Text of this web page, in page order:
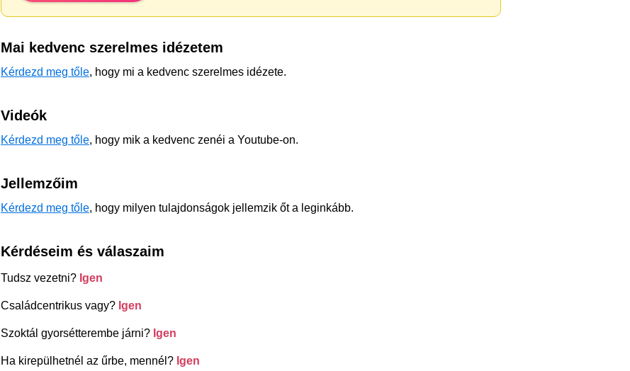
Mai kedvenc szerelmes idézetem
Kérdezd meg tőle, hogy mi a kedvenc szerelmes idézete.
Videók
Kérdezd meg tőle, hogy mik a kedvenc zenéi a Youtube-on.
Jellemzőim
Kérdezd meg tőle, hogy milyen tulajdonságok jellemzik őt a leginkább.
Kérdéseim és válaszaim
Tudsz vezetni? Igen
Családcentrikus vagy? Igen
Szoktál gyorsétterembe járni? Igen
Ha kirepülhetnél az űrbe, mennél? Igen